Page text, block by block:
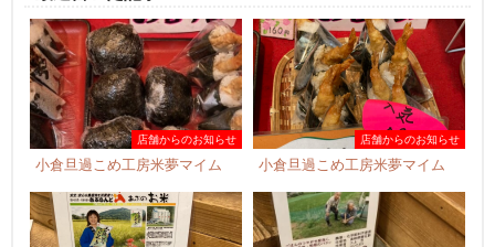
店舗からのお知らせ
小倉旦過こめ工房米夢マイム
店舗からのお知らせ
小倉旦過こめ工房米夢マイム